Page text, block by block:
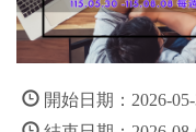
開始日期：2026-